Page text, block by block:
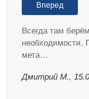
Вперед
Всегда там
необходимости.
мета…
Дмитрий М.,